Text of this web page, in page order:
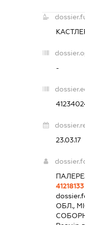
-
23.03.17
41218133
ОБЛ.,